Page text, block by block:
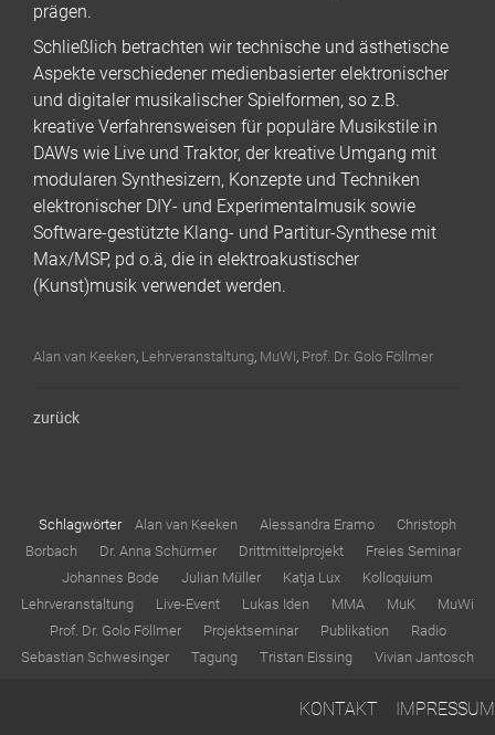
prägen.
Schließlich betrachten wir technische und ästhetische
Aspekte verschiedener medienbasierter elektronischer
und digitaler musikalischer Spielformen, so z.B.
kreative Verfahrensweisen für populäre Musikstile in
DAWs wie Live und Traktor, der kreative Umgang mit
modularen Synthesizern, Konzepte und Techniken
elektronischer DIY- und Experimentalmusik sowie
Software-gestützte Klang- und Partitur-Synthese mit
Max/MSP, pd o.ä, die in elektroakustischer
(Kunst)musik verwendet werden.
Alan van Keeken, Lehrveranstaltung, MuWi, Prof. Dr. Golo Föllmer
zurück
Schlagwörter Alan van Keeken Alessandra Eramo
Christoph
Borbach
Dr. Anna Schürmer Drittmittelprojekt
Freies Seminar
Johannes Bode
Julian Müller Katja Lux
Kolloquium
Lehrveranstaltung
Live-Event Lukas Iden MMA MuK
MuWi
Prof. Dr. Golo Föllmer
Projektseminar Publikation
Radio
Sebastian Schwesinger
Tagung Tristan Eissing Vivian Jantosch
KONTAKT IMPRESSUM